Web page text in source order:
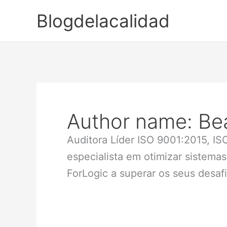
o
Blogdelacalidad
Author name:
Auditora Líder ISO 9001:2015,
especialista em otimizar
ForLogic a superar os seus